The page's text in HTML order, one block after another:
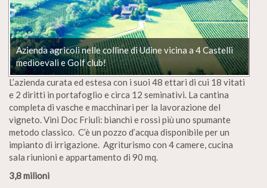
Azienda agricoli nelle colline di Udine vicina a 4 Castelli
medioevali e Golf club!
L’azienda curata ed estesa con i suoi 48 ettari di cui 18 vitati
e 2 diritti in portafoglio e circa 12 seminativi. La cantina
completa di vasche e macchinari per la lavorazione del
vigneto. Vini Doc Friuli: bianchi e rossi più uno spumante
metodo classico. C’è un pozzo d’acqua disponibile per un
impianto di irrigazione. Agriturismo con 4 camere, cucina
sala riunioni e appartamento di 90 mq.
3,8 milioni